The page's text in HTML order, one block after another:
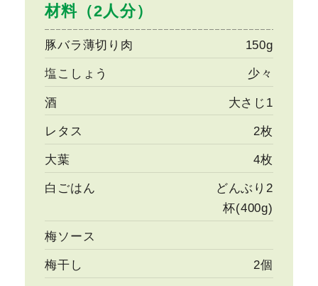
材料（2人分）
豚バラ薄切り肉 150g
塩こしょう 少々
酒 大さじ1
レタス 2枚
大葉 4枚
白ごはん
どんぶり2
杯(400g)
梅ソース
梅干し 2個